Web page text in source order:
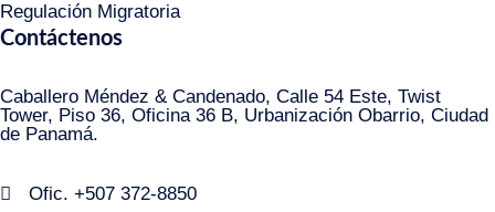
Regulación Migratoria
Contáctenos
Caballero Méndez & Candenado, Calle 54 Este, Twist
Tower, Piso 36, Oficina 36 B, Urbanización Obarrio, Ciudad
de Panamá.
Ofic. +507 372-8850